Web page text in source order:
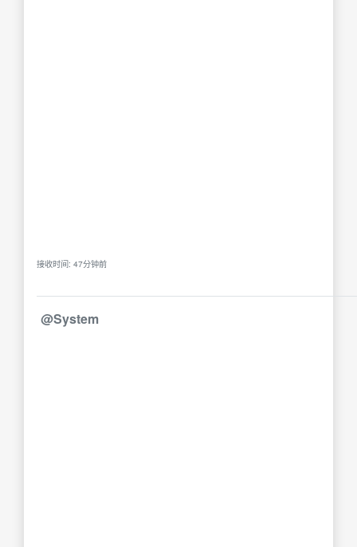
接收时间: 47分钟前
@System